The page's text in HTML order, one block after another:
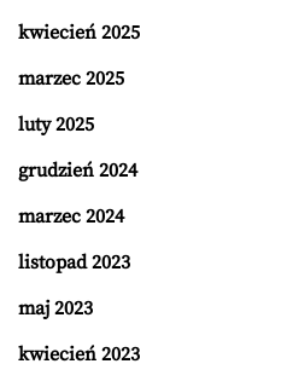
kwiecień 2025
marzec 2025
luty 2025
grudzień 2024
marzec 2024
listopad 2023
maj 2023
kwiecień 2023